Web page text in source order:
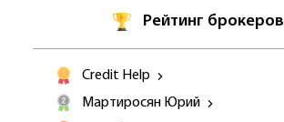
Рейтинг брокеров
Credit Help
Мартиросян Юрий